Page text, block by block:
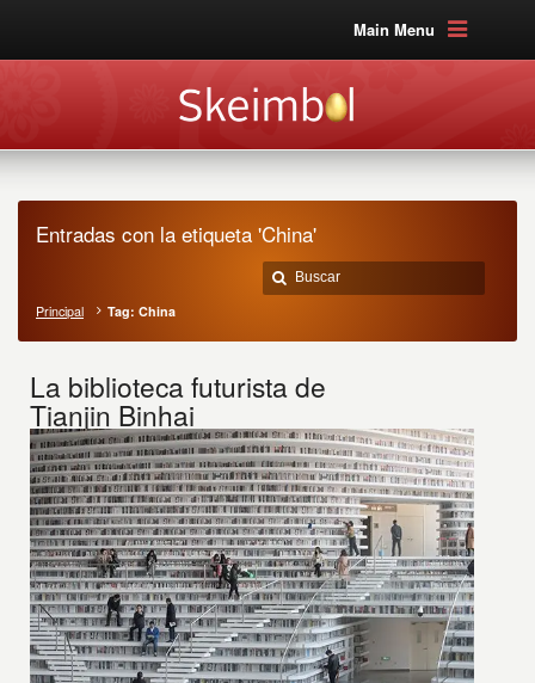
Main Menu
Entradas con la etiqueta 'China'
Principal Tag: China
La biblioteca futurista de
Tianjin Binhai